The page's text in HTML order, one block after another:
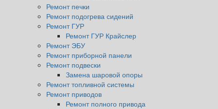
Ремонт печки
Ремонт подогрева сидений
Ремонт ГУР
Ремонт ГУР Крайслер
Ремонт ЭБУ
Ремонт приборной панели
Ремонт подвески
Замена шаровой опоры
Ремонт топливной системы
Ремонт приводов
Ремонт полного привода